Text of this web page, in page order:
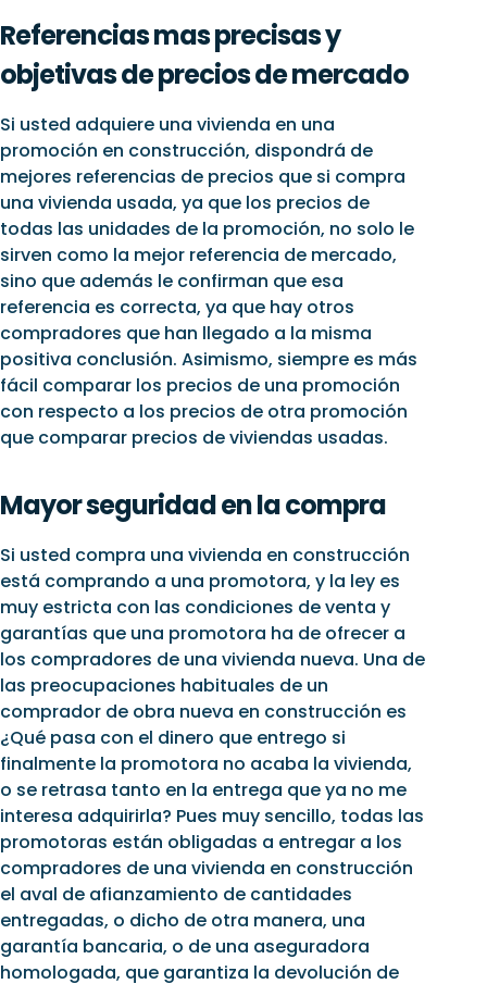
Referencias mas precisas y
objetivas de precios de mercado
Si usted adquiere una vivienda en una
promoción en construcción, dispondrá de
mejores referencias de precios que si compra
una vivienda usada, ya que los precios de
todas las unidades de la promoción, no solo le
sirven como la mejor referencia de mercado,
sino que además le confirman que esa
referencia es correcta, ya que hay otros
compradores que han llegado a la misma
positiva conclusión. Asimismo, siempre es más
fácil comparar los precios de una promoción
con respecto a los precios de otra promoción
que comparar precios de viviendas usadas.
Mayor seguridad en la compra
Si usted compra una vivienda en construcción
está comprando a una promotora, y la ley es
muy estricta con las condiciones de venta y
garantías que una promotora ha de ofrecer a
los compradores de una vivienda nueva. Una de
las preocupaciones habituales de un
comprador de obra nueva en construcción es
¿Qué pasa con el dinero que entrego si
finalmente la promotora no acaba la vivienda,
o se retrasa tanto en la entrega que ya no me
interesa adquirirla? Pues muy sencillo, todas las
promotoras están obligadas a entregar a los
compradores de una vivienda en construcción
el aval de afianzamiento de cantidades
entregadas, o dicho de otra manera, una
garantía bancaria, o de una aseguradora
homologada, que garantiza la devolución de